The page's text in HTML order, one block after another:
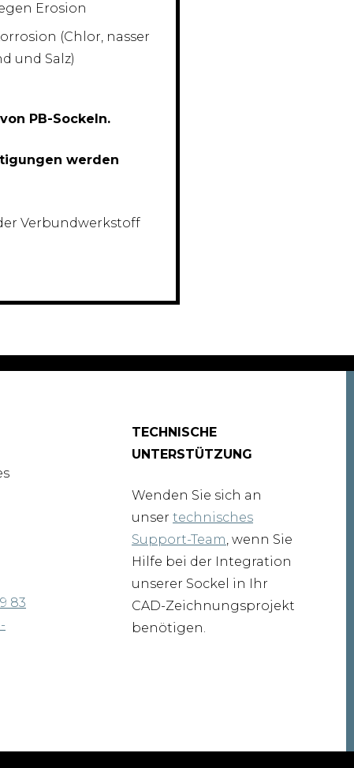
Erosion
(Chlor, nasser
und Salz)
PB-Sockeln.
werden
Verbundwerkstoff
83
TECHNISCHE
UNTERSTÜTZUNG
Wenden Sie sich an
unser technisches
Support-Team, wenn Sie
Hilfe bei der Integration
unserer Sockel in Ihr
CAD-Zeichnungsprojekt
benötigen.